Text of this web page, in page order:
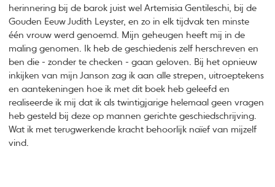
herinnering bij de barok juist wel Artemisia Gentileschi, bij de
Gouden Eeuw Judith Leyster, en zo in elk tijdvak ten minste
één vrouw werd genoemd. Mijn geheugen heeft mij in de
maling genomen. Ik heb de geschiedenis zelf herschreven en
ben die - zonder te checken - gaan geloven. Bij het opnieuw
inkijken van mijn Janson zag ik aan alle strepen, uitroeptekens
en aantekeningen hoe ik met dit boek heb geleefd en
realiseerde ik mij dat ik als twintigjarige helemaal geen vragen
heb gesteld bij deze op mannen gerichte geschiedschrijving.
Wat ik met terugwerkende kracht behoorlijk naïef van mijzelf
vind.